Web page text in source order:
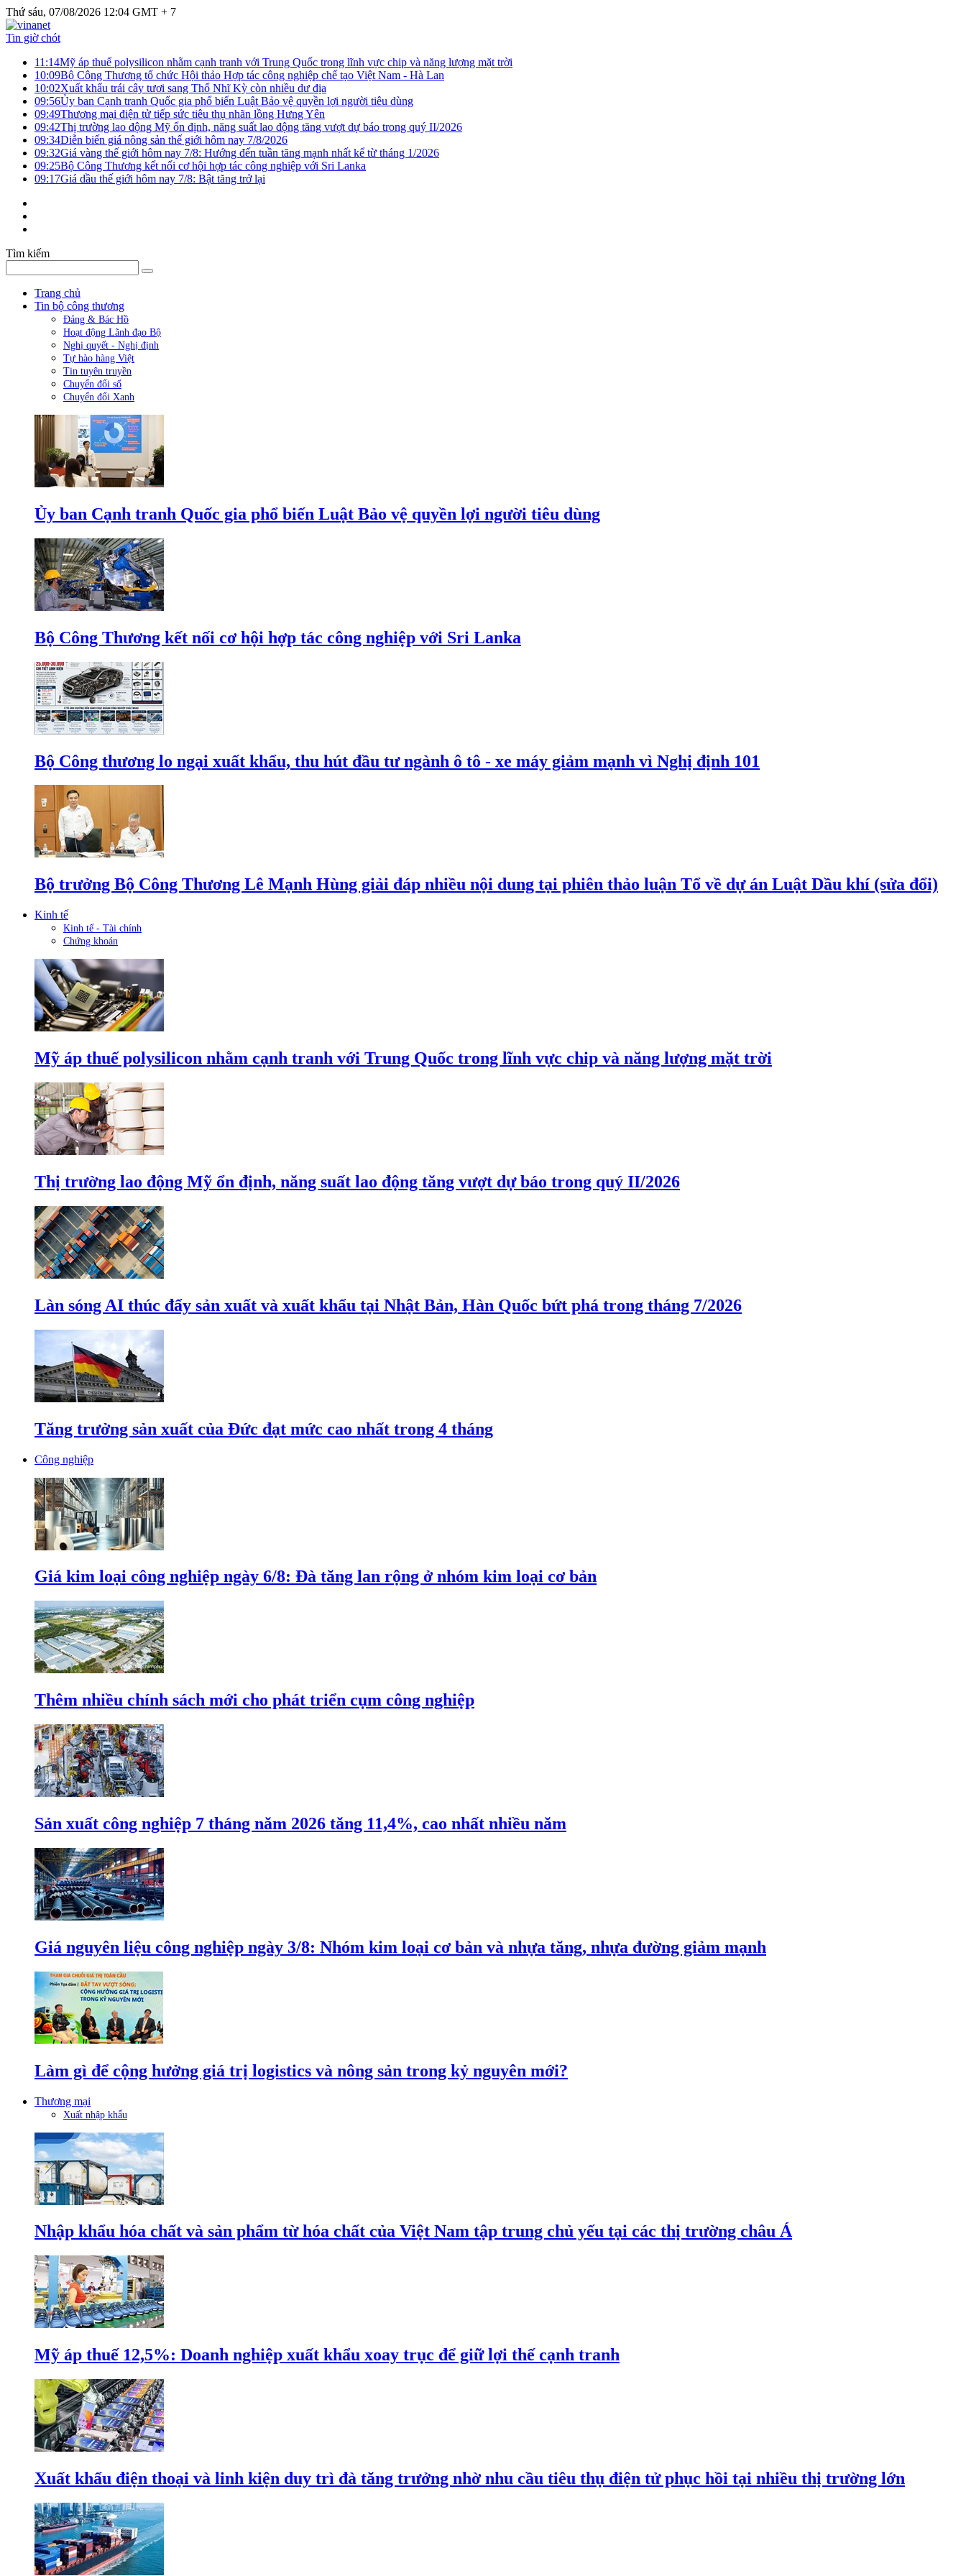
Thứ sáu, 07/08/2026 12:04 GMT + 7
Tin giờ chót
11:14Mỹ áp thuế polysilicon nhằm cạnh tranh với Trung Quốc trong lĩnh vực chip và năng lượng mặt trời
10:09Bộ Công Thương tổ chức Hội thảo Hợp tác công nghiệp chế tạo Việt Nam - Hà Lan
10:02Xuất khẩu trái cây tươi sang Thổ Nhĩ Kỳ còn nhiều dư địa
09:56Ủy ban Cạnh tranh Quốc gia phổ biến Luật Bảo vệ quyền lợi người tiêu dùng
09:49Thương mại điện tử tiếp sức tiêu thụ nhãn lồng Hưng Yên
09:42Thị trường lao động Mỹ ổn định, năng suất lao động tăng vượt dự báo trong quý II/2026
09:34Diễn biến giá nông sản thế giới hôm nay 7/8/2026
09:32Giá vàng thế giới hôm nay 7/8: Hướng đến tuần tăng mạnh nhất kể từ tháng 1/2026
09:25Bộ Công Thương kết nối cơ hội hợp tác công nghiệp với Sri Lanka
09:17Giá dầu thế giới hôm nay 7/8: Bật tăng trở lại
Tìm kiếm
Trang chủ
Tin bộ công thương
Đảng & Bác Hồ
Hoạt động Lãnh đạo Bộ
Nghị quyết - Nghị định
Tự hào hàng Việt
Tin tuyên truyền
Chuyển đổi số
Chuyển đổi Xanh
Ủy ban Cạnh tranh Quốc gia phổ biến Luật Bảo vệ quyền lợi người tiêu dùng
Bộ Công Thương kết nối cơ hội hợp tác công nghiệp với Sri Lanka
Bộ Công thương lo ngại xuất khẩu, thu hút đầu tư ngành ô tô - xe máy giảm mạnh vì Nghị định 101
Bộ trưởng Bộ Công Thương Lê Mạnh Hùng giải đáp nhiều nội dung tại phiên thảo luận Tổ về dự án Luật Dầu khí (sửa đổi)
Kinh tế
Kinh tế - Tài chính
Chứng khoán
Mỹ áp thuế polysilicon nhằm cạnh tranh với Trung Quốc trong lĩnh vực chip và năng lượng mặt trời
Thị trường lao động Mỹ ổn định, năng suất lao động tăng vượt dự báo trong quý II/2026
Làn sóng AI thúc đẩy sản xuất và xuất khẩu tại Nhật Bản, Hàn Quốc bứt phá trong tháng 7/2026
Tăng trưởng sản xuất của Đức đạt mức cao nhất trong 4 tháng
Công nghiệp
Giá kim loại công nghiệp ngày 6/8: Đà tăng lan rộng ở nhóm kim loại cơ bản
Thêm nhiều chính sách mới cho phát triển cụm công nghiệp
Sản xuất công nghiệp 7 tháng năm 2026 tăng 11,4%, cao nhất nhiều năm
Giá nguyên liệu công nghiệp ngày 3/8: Nhóm kim loại cơ bản và nhựa tăng, nhựa đường giảm mạnh
Làm gì để cộng hưởng giá trị logistics và nông sản trong kỷ nguyên mới?
Thương mại
Xuất nhập khẩu
Nhập khẩu hóa chất và sản phẩm từ hóa chất của Việt Nam tập trung chủ yếu tại các thị trường châu Á
Mỹ áp thuế 12,5%: Doanh nghiệp xuất khẩu xoay trục để giữ lợi thế cạnh tranh
Xuất khẩu điện thoại và linh kiện duy trì đà tăng trưởng nhờ nhu cầu tiêu thụ điện tử phục hồi tại nhiều thị trường lớn